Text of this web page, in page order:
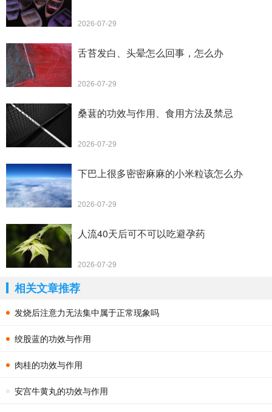
2026-07-29
舌苔发白、头晕怎么回事，怎么办
2026-07-29
桑葚的功效与作用、食用方法及禁忌
2026-07-29
下巴上很多密密麻麻的小米粒该怎么办
2026-07-29
人流40天后可不可以吃避孕药
2026-07-29
相关文章推荐
发烧后注意力无法集中属于正常现象吗
绞股蓝的功效与作用
肉桂的功效与作用
安宫牛黄丸的功效与作用